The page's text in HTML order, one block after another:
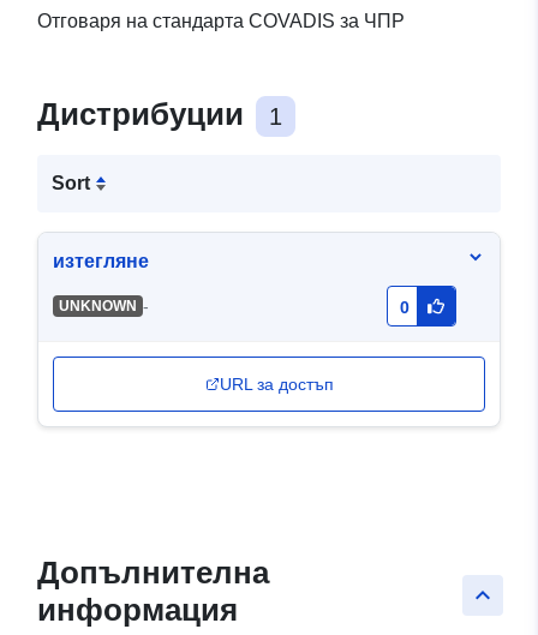
Отговаря на стандарта COVADIS за ЧПР
Дистрибуции 1
Sort
изтегляне
UNKNOWN - 0
URL за достъп
keyboard_arrow_up
Допълнителна
информация